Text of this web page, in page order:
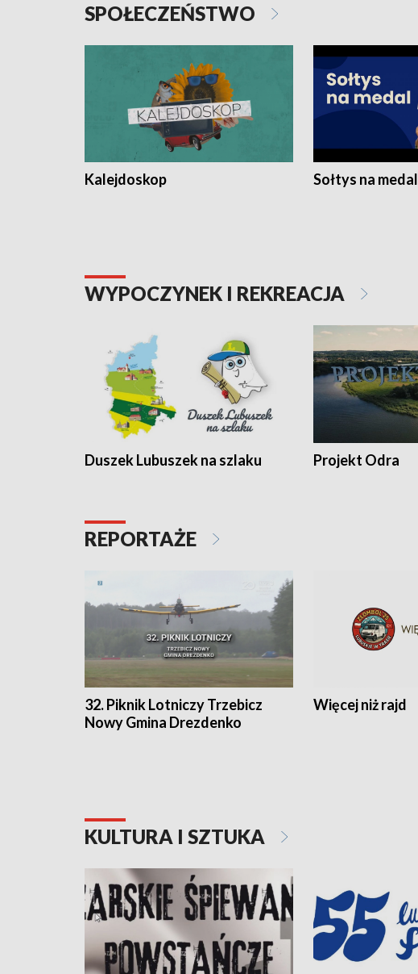
SPOŁECZEŃSTWO
Kalejdoskop Sołtys na medal
WYPOCZYNEK I REKREACJA
Duszek Lubuszek na szlaku Projekt Odra
REPORTAŻE
32. Piknik Lotniczy Trzebicz
Nowy Gmina Drezdenko
Więcej niż rajd
KULTURA I SZTUKA